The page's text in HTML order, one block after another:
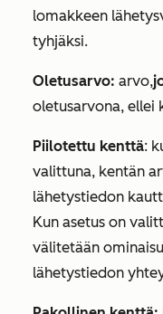
lomakkeen
tyhjäksi.
Oletusarvo: arvo,
oletusarvona, ellei
Piilotettu kenttä:
valittuna, kentän
lähetystiedon
Kun asetus on
välitetään
lähetystiedon